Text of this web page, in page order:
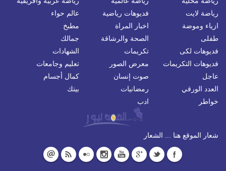
رياضة لايت
فديوهات رياضية
عالم حواء
ازياء وموضة
اخبار المراة
مطبخ
طفلى
الصحة والرشاقة
جمالك
فديوهات لكى
تكريمات
الشهادات
فديوهات التكريمات
معرض الصور
تعليم وجامعات
عاجل
صوت إنسان
كمال أجسام
العدد الورقي
رمضانيات
بيتك
خواطر
ادب
شعار الموقع هنا ... الشعار